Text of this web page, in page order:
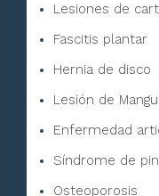
Lesiones de
Fascitis plantar
Hernia de disco
Lesión de
Enfermedad
Síndrome de
Osteoporosis